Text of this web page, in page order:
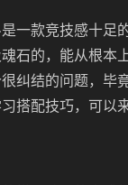
一款竞技感十足
石的，能从根本
纠结的问题，毕
搭配技巧，可以